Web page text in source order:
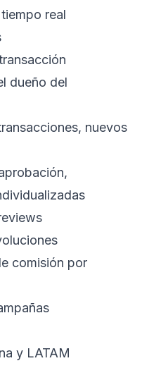
real
dueño del
nuevos
comisión por
y LATAM